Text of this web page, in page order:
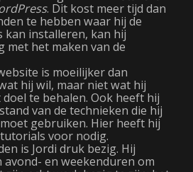
. Dit kost meer tijd dan
te hebben waar hij de
kan installeren, kan hij
met het maken van de
is moeilijker dan
hij wil, maar niet wat hij
te behalen. Ook heeft hij
van de technieken die hij
gebruiken. Hier heeft hij
voor nodig.
is Jordi druk bezig. Hij
en weekenduren om